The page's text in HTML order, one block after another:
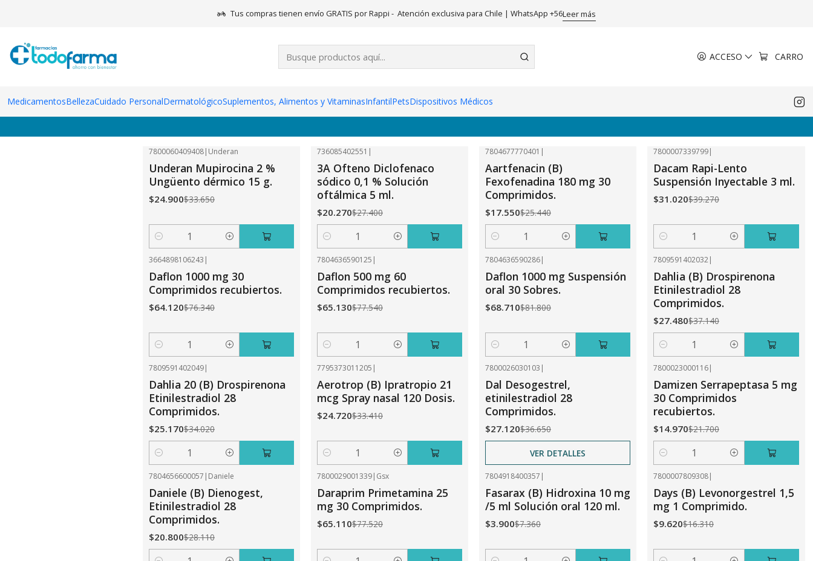
ACCESO CARRO
MedicamentosBellezaCuidado PersonalDermatológicoSuplementos, Alimentos y VitaminasInfantilPetsDispositivos Médicos
Tus compras tienen envío GRATIS por Rappi - Atención exclusiva para Chile | WhatsApp +56Leer más
Inicio Medicamentos
Medicamentos
7800060409408| Underan
Underan Mupirocina 2 %
Ungüento dérmico 15 g.
$24.900$33.650
Cantidad
736085402551 |
3A Ofteno Diclofenaco
sódico 0,1 % Solución
oftálmica 5 ml.
$20.270$27.400
Cantidad
7804677770401 |
Aartfenacin (B)
Fexofenadina 180 mg 30
Comprimidos.
$17.550$25.440
Cantidad
7800007339799|
Dacam Rapi-Lento
Suspensión Inyectable 3 ml.
$31.020$39.270
Cantidad
3664898106243 |
Daflon 1000 mg 30
Comprimidos recubiertos.
$64.120$76.340
Cantidad
7804636590125 |
Daflon 500 mg 60
Comprimidos recubiertos.
$65.130$77.540
Cantidad
7804636590286|
Daflon 1000 mg Suspensión
oral 30 Sobres.
$68.710$81.800
Cantidad
7809591402032|
Dahlia (B) Drospirenona
Etinilestradiol 28
Comprimidos.
$27.480$37.140
Cantidad
7809591402049|
Dahlia 20 (B) Drospirenona
Etinilestradiol 28
Comprimidos.
$25.170$34.020
Cantidad
7795373011205 |
Aerotrop (B) Ipratropio 21
mcg Spray nasal 120 Dosis.
$24.720$33.410
Cantidad
No disponible
7800026030103 |
Dal Desogestrel,
etinilestradiol 28
Comprimidos.
$27.120$36.650
VER DETALLES
7800023000116|
Damizen Serrapeptasa 5 mg
30 Comprimidos
recubiertos.
$14.970$21.700
Cantidad
7804656600057 | Daniele
Daniele (B) Dienogest,
Etinilestradiol 28
Comprimidos.
$20.800$28.110
7800029001339| Gsx
Daraprim Primetamina 25
mg 30 Comprimidos.
$65.110$77.520
7804918400357 |
Fasarax (B) Hidroxina 10 mg
/5 ml Solución oral 120 ml.
$3.900$7.360
7800007809308|
Days (B) Levonorgestrel 1,5
mg 1 Comprimido.
$9.620$16.310